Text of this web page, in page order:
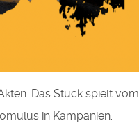
Das Stück spielt vom
in Kampanien.